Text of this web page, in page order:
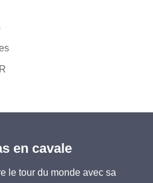
en cavale
le tour du monde avec sa